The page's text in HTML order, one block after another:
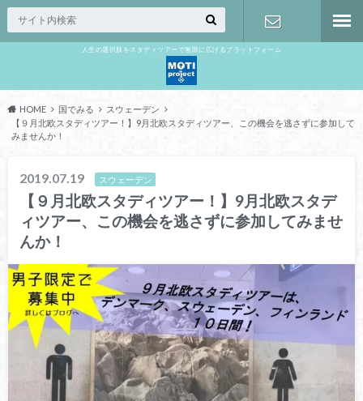
人生の選択肢をスタディツアーで無限に広げるプラットフォーム
HOME 国でみる
スウェーデン
【９月北欧スタディツアー！】9月北欧スタディツアー、この機会を逃さずに参加して
みませんか！
2019.07.19 スウェーデン
【９月北欧スタディツアー！】9月北欧スタデ
ィツアー、この機会を逃さずに参加してみませ
んか！